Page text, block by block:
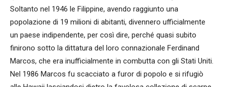
Soltanto nel 1946 le Filippine, avendo raggiunto una
popolazione di 19 milioni di abitanti, divennero ufficialmente
un paese indipendente, per così dire, perché quasi subito
finirono sotto la dittatura del loro connazionale Ferdinand
Marcos, che era inufficialmente in combutta con gli Stati Uniti.
Nel 1986 Marcos fu scacciato a furor di popolo e si rifugiò